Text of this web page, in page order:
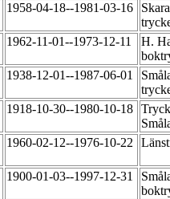
1958-04-18--1981-03-16
1962-11-01--1973-12-11
H.
1938-12-01--1987-06-01
1918-10-30--1980-10-18
1960-02-12--1976-10-22
1900-01-03--1997-12-31